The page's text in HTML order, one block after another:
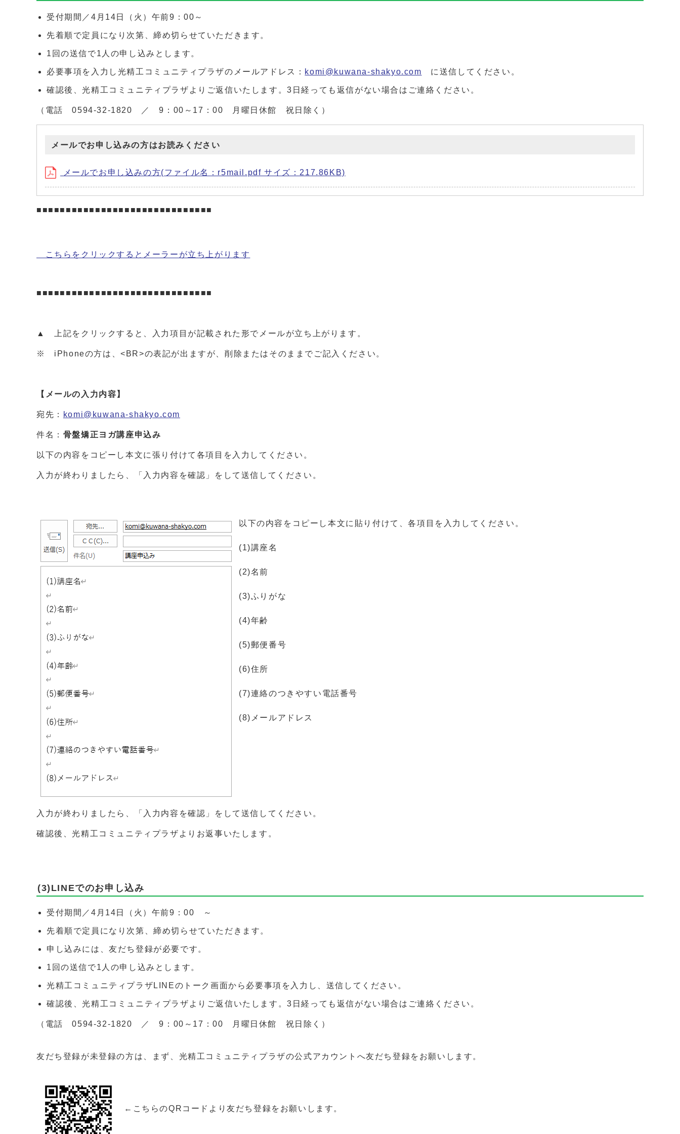
受付期間／4月14日（火）午前9：00～
先着順で定員になり次第、締め切らせていただきます。
1回の送信で1人の申し込みとします。
必要事項を入力し光精工コミュニティプラザのメールアドレス： komi@kuwana-shakyo.com に送信してください。
確認後、光精工コミュニティプラザよりご返信いたします。3日経っても返信がない場合はご連絡ください。
（電話 0594-32-1820 ／ 9：00～17：00 月曜日休館 祝日除く）
メールでお申し込みの方はお読みください
メールでお申し込みの方(ファイル名：r5mail.pdf サイズ：217.86KB)
■■■■■■■■■■■■■■■■■■■■■■■■■■■■■■
こちらをクリックするとメーラーが立ち上がります
■■■■■■■■■■■■■■■■■■■■■■■■■■■■■■
▲ 上記をクリックすると、入力項目が記載された形でメールが立ち上がります。
※ iPhoneの方は、<BR>の表記が出ますが、削除またはそのままでご記入ください。
【メールの入力内容】
宛先： komi@kuwana-shakyo.com
件名： 骨盤矯正ヨガ講座申込み
以下の内容をコピーし本文に張り付けて各項目を入力してください。
入力が終わりましたら、「入力内容を確認」をして送信してください。
以下の内容をコピーし本文に貼り付けて、各項目を入力してください。
(1)講座名
(2)名前
(3)ふりがな
(4)年齢
(5)郵便番号
(6)住所
(7)連絡のつきやすい電話番号
(8)メールアドレス
入力が終わりましたら、「入力内容を確認」をして送信してください。
確認後、光精工コミュニティプラザよりお返事いたします。
(3)LINEでのお申し込み
受付期間／4月14日（火）午前9：00 ～
先着順で定員になり次第、締め切らせていただきます。
申し込みには、友だち登録が必要です。
1回の送信で1人の申し込みとします。
光精工コミュニティプラザLINEのトーク画面から必要事項を入力し、送信してください。
確認後、光精工コミュニティプラザよりご返信いたします。3日経っても返信がない場合はご連絡ください。
（電話 0594-32-1820 ／ 9：00～17：00 月曜日休館 祝日除く）
友だち登録が未登録の方は、まず、光精工コミュニティプラザの公式アカウントへ友だち登録をお願いします。
←こちらのQRコードより友だち登録をお願いします。